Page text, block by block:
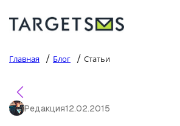
Главная / Блог / Статьи
Редакция12.02.2015